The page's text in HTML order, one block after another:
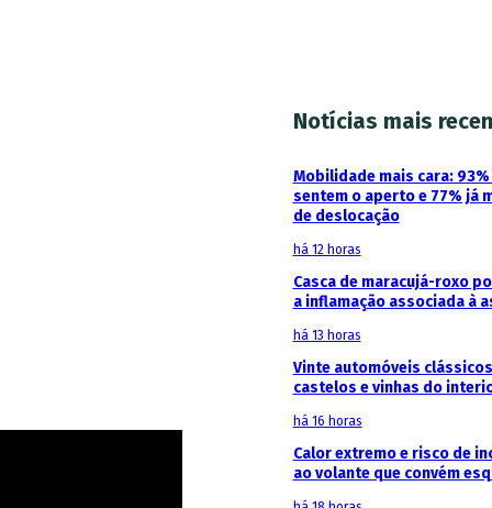
Notícias mais
Mobilidade mais cara:
sentem o aperto e 77% já
de deslocação
há 12 horas
Casca de maracujá-roxo
a inflamação associada à
há 13 horas
Vinte automóveis
castelos e vinhas do
há 16 horas
Calor extremo e risco de
ao volante que convém